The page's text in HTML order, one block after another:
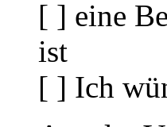
[ ] eine
ist
[ ] Ich